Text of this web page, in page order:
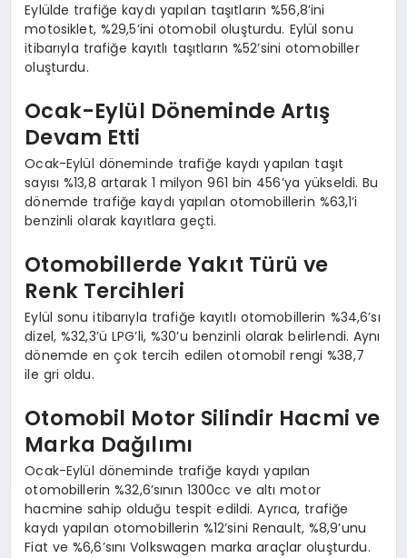
Eylülde trafiğe kaydı yapılan taşıtların %56,8’ini
motosiklet, %29,5’ini otomobil oluşturdu. Eylül sonu
itibarıyla trafiğe kayıtlı taşıtların %52’sini otomobiller
oluşturdu.
Ocak-Eylül Döneminde Artış
Devam Etti
Ocak-Eylül döneminde trafiğe kaydı yapılan taşıt
sayısı %13,8 artarak 1 milyon 961 bin 456’ya yükseldi. Bu
dönemde trafiğe kaydı yapılan otomobillerin %63,1’i
benzinli olarak kayıtlara geçti.
Otomobillerde Yakıt Türü ve
Renk Tercihleri
Eylül sonu itibarıyla trafiğe kayıtlı otomobillerin %34,6’sı
dizel, %32,3’ü LPG’li, %30’u benzinli olarak belirlendi. Aynı
dönemde en çok tercih edilen otomobil rengi %38,7
ile gri oldu.
Otomobil Motor Silindir Hacmi ve
Marka Dağılımı
Ocak-Eylül döneminde trafiğe kaydı yapılan
otomobillerin %32,6’sının 1300cc ve altı motor
hacmine sahip olduğu tespit edildi. Ayrıca, trafiğe
kaydı yapılan otomobillerin %12’sini Renault, %8,9’unu
Fiat ve %6,6’sını Volkswagen marka araçlar oluşturdu.